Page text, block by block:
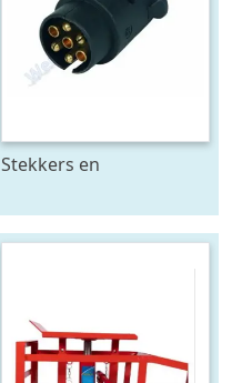
Stekkers en